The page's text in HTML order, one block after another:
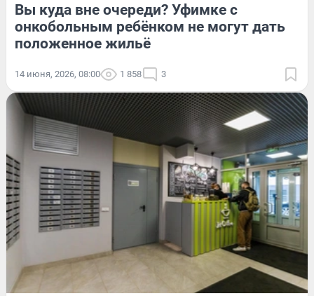
Вы куда вне очереди? Уфимке с
онкобольным ребёнком не могут дать
положенное жильё
14 июня, 2026, 08:00 1 858 3